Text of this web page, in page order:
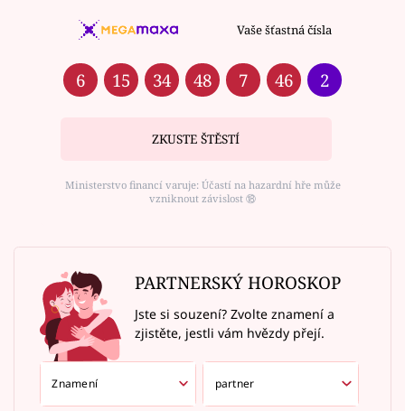
Vaše šťastná čísla
6 15 34 48 7 46 2
ZKUSTE ŠTĚSTÍ
Ministerstvo financí varuje: Účastí na hazardní hře může
vzniknout závislost ⑱
PARTNERSKÝ HOROSKOP
Jste si souzení? Zvolte znamení a
zjistěte, jestli vám hvězdy přejí.